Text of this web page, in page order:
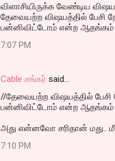
விளாசியிருக்க வேண்டிய
தேவையற்ற விஷயத்தில் பேசி
பன்னிவிட்டோம் என்ற ஆதங்கம்
7:07 PM
Cable சங்கர் said…
//தேவையற்ற விஷயத்தில்
பன்னிவிட்டோம் என்ற ஆதங்கம்
அது என்னவோ சரிதான் மது..
7:10 PM